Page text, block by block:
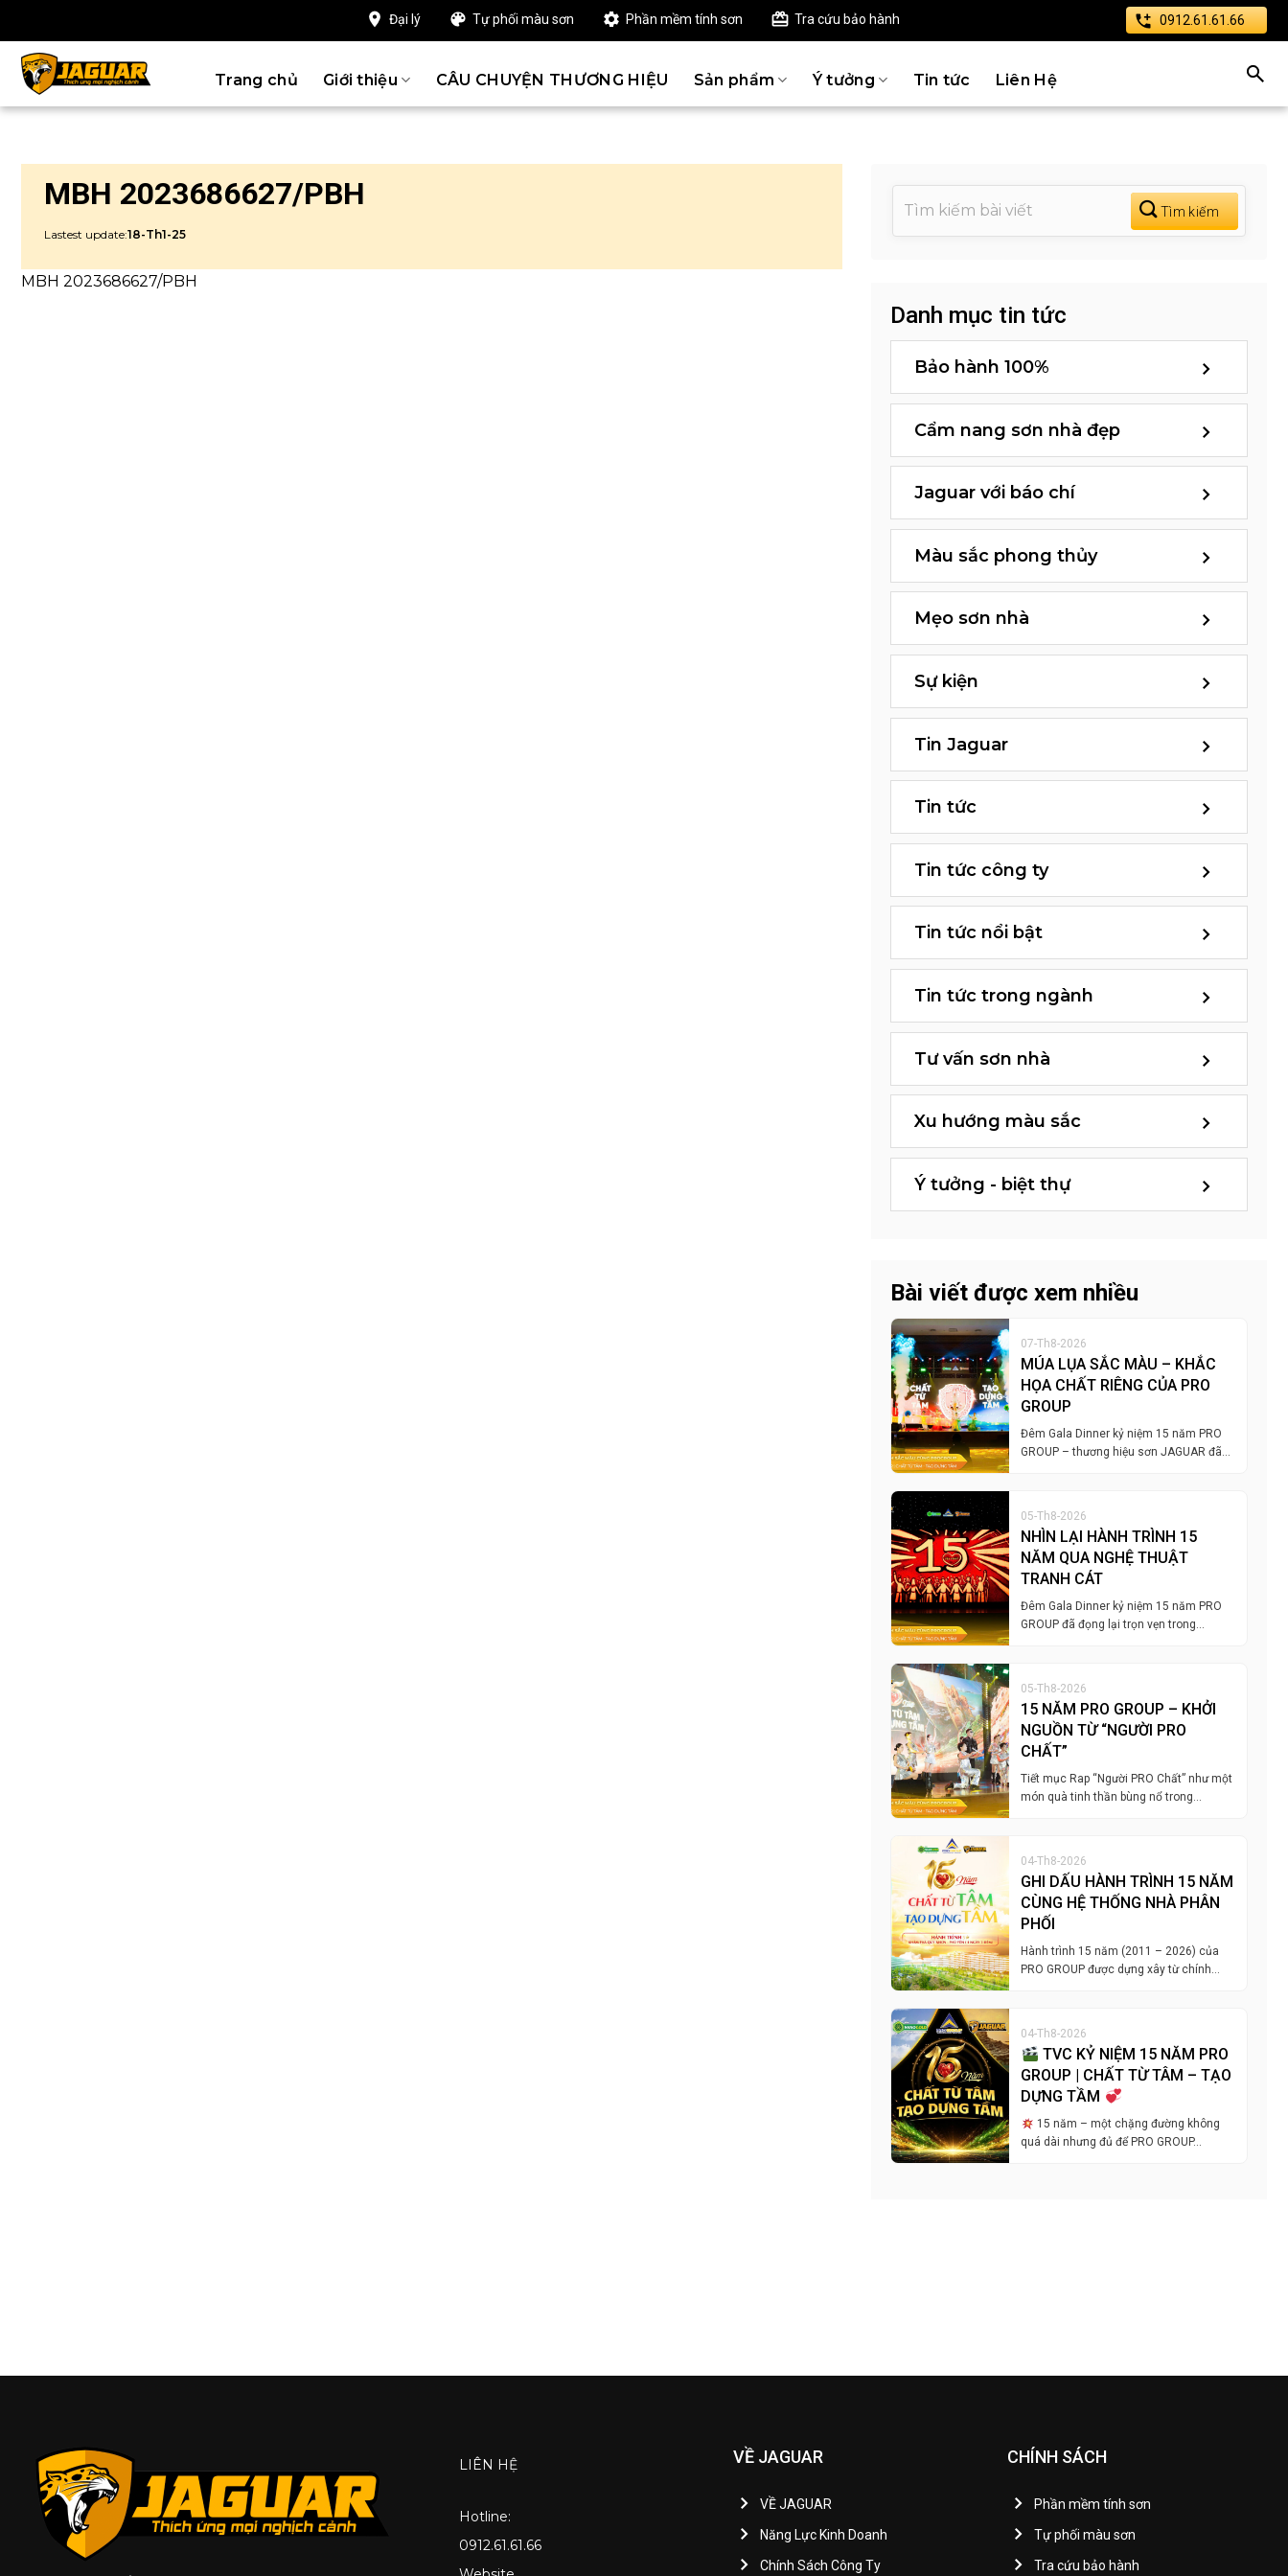
dung
Đại lý Tự phối màu sơn Phần mềm tính sơn Tra cứu bảo hành 0912.61.61.66
Trang chủ Giới thiệu CÂU CHUYỆN THƯƠNG HIỆU Sản phẩm Ý tưởng Tin tức Liên Hệ
MBH 2023686627/PBH
Lastest update:18-Th1-25
MBH 2023686627/PBH
Danh mục tin tức
Bảo hành 100%
Cẩm nang sơn nhà đẹp
Jaguar với báo chí
Màu sắc phong thủy
Mẹo sơn nhà
Sự kiện
Tin Jaguar
Tin tức
Tin tức công ty
Tin tức nổi bật
Tin tức trong ngành
Tư vấn sơn nhà
Xu hướng màu sắc
Ý tưởng - biệt thự
Bài viết được xem nhiều
07-Th8-2026
MÚA LỤA SẮC MÀU – KHẮC
HỌA CHẤT RIÊNG CỦA PRO
GROUP
Đêm Gala Dinner kỷ niệm 15 năm PRO
GROUP – thương hiệu sơn JAGUAR đã…
05-Th8-2026
NHÌN LẠI HÀNH TRÌNH 15
NĂM QUA NGHỆ THUẬT
TRANH CÁT
Đêm Gala Dinner kỷ niệm 15 năm PRO
GROUP đã đọng lại trọn vẹn trong…
05-Th8-2026
15 NĂM PRO GROUP – KHỞI
NGUỒN TỪ “NGƯỜI PRO
CHẤT”
Tiết mục Rap “Người PRO Chất” như một
món quà tinh thần bùng nổ trong…
04-Th8-2026
GHI DẤU HÀNH TRÌNH 15 NĂM
CÙNG HỆ THỐNG NHÀ PHÂN
PHỐI
Hành trình 15 năm (2011 – 2026) của
PRO GROUP được dựng xây từ chính…
04-Th8-2026
TVC KỶ NIỆM 15 NĂM PRO
GROUP | CHẤT TỪ TÂM – TẠO
DỰNG TẦM
15 năm – một chặng đường không
quá dài nhưng đủ để PRO GROUP…
LIÊN HỆ
Hotline:
0912.61.61.66
VỀ JAGUAR
VỀ JAGUAR
Năng Lực Kinh Doanh
Chính Sách Công Ty
CHÍNH SÁCH
Phần mềm tính sơn
Tự phối màu sơn
Tra cứu bảo hành